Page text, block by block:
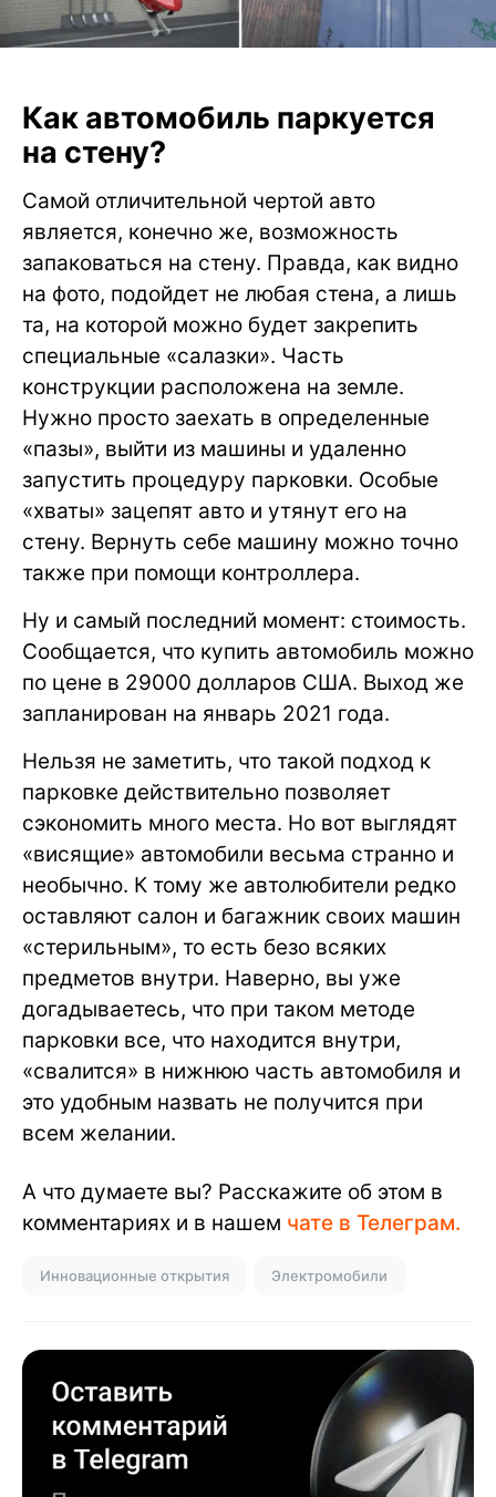
Как автомобиль паркуется
на стену?
Cамой отличительной чертой авто
является, конечно же, возможность
запаковаться на стену. Правда, как видно
на фото, подойдет не любая стена, а лишь
та, на которой можно будет закрепить
специальные «салазки». Часть
конструкции расположена на земле.
Нужно просто заехать в определенные
«пазы», выйти из машины и удаленно
запустить процедуру парковки. Особые
«хваты» зацепят авто и утянут его на
стену. Вернуть себе машину можно точно
также при помощи контроллера.
Ну и самый последний момент: стоимость.
Сообщается, что купить автомобиль можно
по цене в 29000 долларов США. Выход же
запланирован на январь 2021 года.
Нельзя не заметить, что такой подход к
парковке действительно позволяет
сэкономить много места. Но вот выглядят
«висящие» автомобили весьма странно и
необычно. К тому же автолюбители редко
оставляют салон и багажник своих машин
«стерильным», то есть безо всяких
предметов внутри. Наверно, вы уже
догадываетесь, что при таком методе
парковки все, что находится внутри,
«свалится» в нижнюю часть автомобиля и
это удобным назвать не получится при
всем желании.
А что думаете вы? Расскажите об этом в
комментариях и в нашем чате в Телеграм.
Инновационные открытия Электромобили